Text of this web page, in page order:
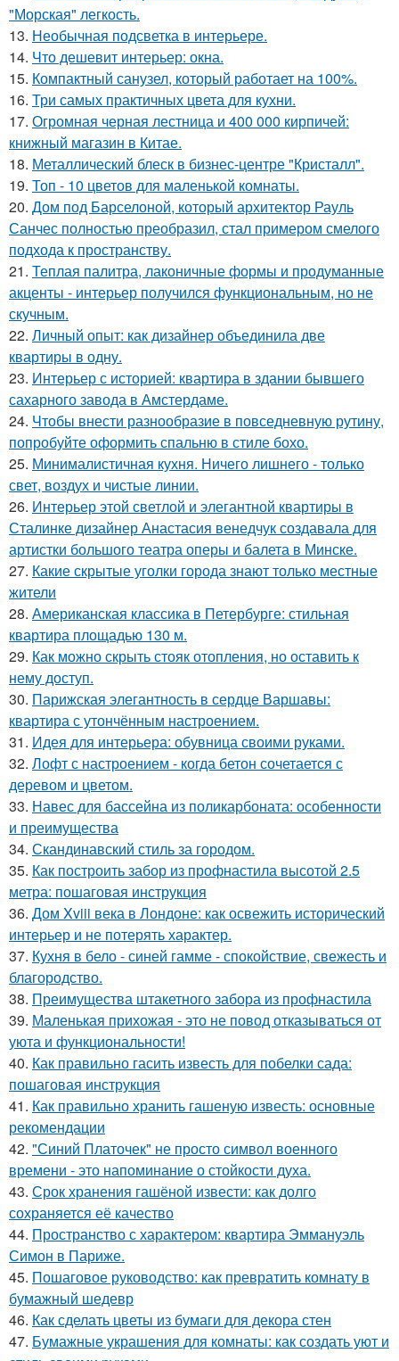
"Морская" легкость.
13. Необычная подсветка в интерьере.
14. Что дешевит интерьер: окна.
15. Компактный санузел, который работает на 100%.
16. Три самых практичных цвета для кухни.
17. Огромная черная лестница и 400 000 кирпичей:
книжный магазин в Китае.
18. Металлический блеск в бизнес-центре "Кристалл".
19. Топ - 10 цветов для маленькой комнаты.
20. Дом под Барселоной, который архитектор Рауль
Санчес полностью преобразил, стал примером смелого
подхода к пространству.
21. Теплая палитра, лаконичные формы и продуманные
акценты - интерьер получился функциональным, но не
скучным.
22. Личный опыт: как дизайнер объединила две
квартиры в одну.
23. Интерьер с историей: квартира в здании бывшего
сахарного завода в Амстердаме.
24. Чтобы внести разнообразие в повседневную рутину,
попробуйте оформить спальню в стиле бохо.
25. Минималистичная кухня. Ничего лишнего - только
свет, воздух и чистые линии.
26. Интерьер этой светлой и элегантной квартиры в
Сталинке дизайнер Анастасия венедчук создавала для
артистки большого театра оперы и балета в Минске.
27. Какие скрытые уголки города знают только местные
жители
28. Американская классика в Петербурге: стильная
квартира площадью 130 м.
29. Как можно скрыть стояк отопления, но оставить к
нему доступ.
30. Парижская элегантность в сердце Варшавы:
квартира с утончённым настроением.
31. Идея для интерьера: обувница своими руками.
32. Лофт с настроением - когда бетон сочетается с
деревом и цветом.
33. Навес для бассейна из поликарбоната: особенности
и преимущества
34. Скандинавский стиль за городом.
35. Как построить забор из профнастила высотой 2.5
метра: пошаговая инструкция
36. Дом Xviii века в Лондоне: как освежить исторический
интерьер и не потерять характер.
37. Кухня в бело - синей гамме - спокойствие, свежесть и
благородство.
38. Преимущества штакетного забора из профнастила
39. Маленькая прихожая - это не повод отказываться от
уюта и функциональности!
40. Как правильно гасить известь для побелки сада:
пошаговая инструкция
41. Как правильно хранить гашеную известь: основные
рекомендации
42. "Синий Платочек" не просто символ военного
времени - это напоминание о стойкости духа.
43. Срок хранения гашёной извести: как долго
сохраняется её качество
44. Пространство с характером: квартира Эммануэль
Симон в Париже.
45. Пошаговое руководство: как превратить комнату в
бумажный шедевр
46. Как сделать цветы из бумаги для декора стен
47. Бумажные украшения для комнаты: как создать уют и